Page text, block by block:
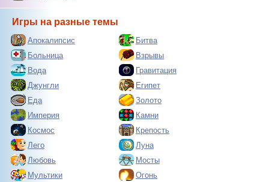
Игры на разные темы
Апокалипсис
Битва
Больница
Взрывы
Вода
Гравитация
Джунгли
Египет
Еда
Золото
Империя
Камни
Космос
Крепость
Лего
Луна
Любовь
Мосты
Мультики
Огонь